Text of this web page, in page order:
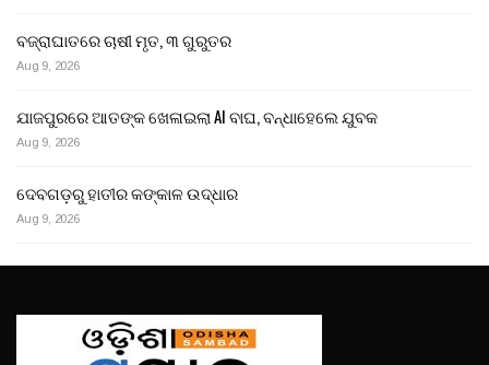
ବଜ୍ରାଘାତରେ ଚାଷୀ ମୃତ, ୩ ଗୁରୁତର
Aug 9, 2026
ଯାଜପୁରରେ ଆତଙ୍କ ଖେଳାଇଲା AI ବାଘ, ବନ୍ଧାହେଲେ ଯୁବକ
Aug 9, 2026
ଦେବଗଡ଼ରୁ ହାତୀର କଙ୍କାଳ ଉଦ୍ଧାର
Aug 9, 2026